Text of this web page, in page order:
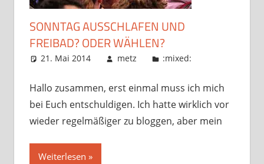
SONNTAG AUSSCHLAFEN UND
FREIBAD? ODER WÄHLEN?
21. Mai 2014 metz :mixed:
Hallo zusammen, erst einmal muss ich mich
bei Euch entschuldigen. Ich hatte wirklich vor
wieder regelmäßiger zu bloggen, aber mein
Weiterlesen